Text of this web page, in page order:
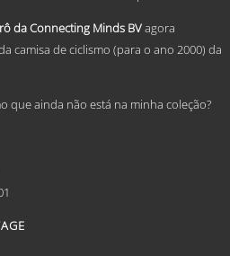
da Connecting Minds BVagora
camisa de ciclismo (para o ano 2000) da
que ainda não está na minha coleção?